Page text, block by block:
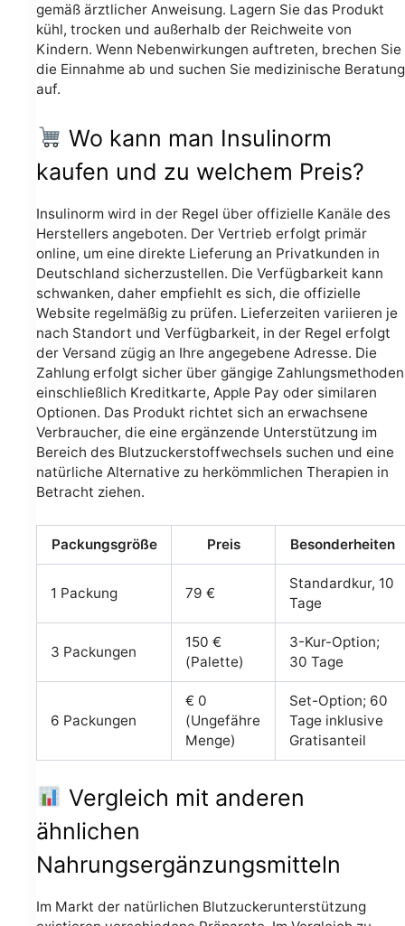
gemäß ärztlicher Anweisung. Lagern Sie das Produkt
kühl, trocken und außerhalb der Reichweite von
Kindern. Wenn Nebenwirkungen auftreten, brechen Sie
die Einnahme ab und suchen Sie medizinische Beratung
auf.
Wo kann man Insulinorm
kaufen und zu welchem Preis?
Insulinorm wird in der Regel über offizielle Kanäle des
Herstellers angeboten. Der Vertrieb erfolgt primär
online, um eine direkte Lieferung an Privatkunden in
Deutschland sicherzustellen. Die Verfügbarkeit kann
schwanken, daher empfiehlt es sich, die offizielle
Website regelmäßig zu prüfen. Lieferzeiten variieren je
nach Standort und Verfügbarkeit, in der Regel erfolgt
der Versand zügig an Ihre angegebene Adresse. Die
Zahlung erfolgt sicher über gängige
einschließlich Kreditkarte, Apple Pay oder similaren
Optionen. Das Produkt richtet sich an erwachsene
Verbraucher, die eine ergänzende Unterstützung im
Bereich des Blutzuckerstoffwechsels suchen und eine
natürliche Alternative zu herkömmlichen Therapien in
Betracht ziehen.
Packungsgröße Preis Besonderheiten
1 Packung 79 €
Standardkur, 10
Tage
3 Packungen
150 €
(Palette)
3-Kur-Option;
30 Tage
6 Packungen
€ 0
(Ungefähre
Menge)
Set-Option; 60
Tage inklusive
Gratisanteil
Vergleich mit anderen
ähnlichen
Nahrungsergänzungsmitteln
Im Markt der natürlichen Blutzuckerunterstützung